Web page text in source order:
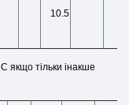
10.5
C якщо тільки інакше